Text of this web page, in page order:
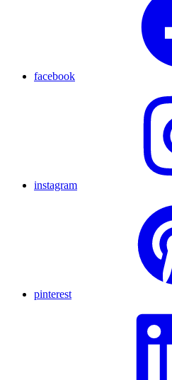
facebook
instagram
pinterest